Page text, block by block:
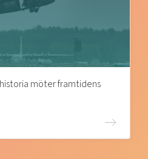
möter framtidens